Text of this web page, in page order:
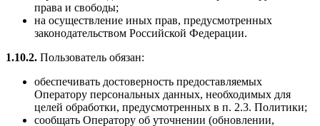
права и свободы;
на осуществление иных прав, предусмотренных
законодательством Российской Федерации.
1.10.2. Пользователь обязан:
обеспечивать достоверность предоставляемых
Оператору персональных данных, необходимых для
целей обработки, предусмотренных в п. 2.3. Политики;
сообщать Оператору об уточнении (обновлении,